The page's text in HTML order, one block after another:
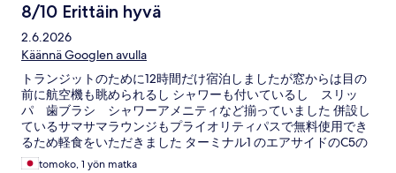
8/10 Erittäin hyvä
2.6.2026
Käännä Googlen avulla
トランジットのために12時間だけ宿泊しましたが窓からは目の
前に航空機も眺められるし シャワーも付いているし スリッ
パ 歯ブラシ シャワーアメニティなど揃っていました 併設し
ているサマサマラウンジもプライオリティパスで無料使用でき
るため軽食をいただきました ターミナル1 のエアサイドのC5の
近くにあり 大変便利でした
tomoko, 1 yön matka